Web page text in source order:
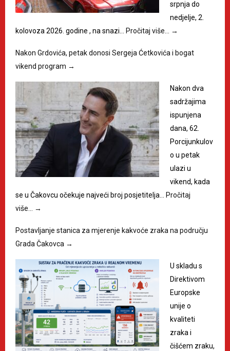
srpnja do
nedjelje, 2.
kolovoza 2026. godine , na snazi…
Pročitaj više… →
Nakon Grdovića, petak donosi Sergeja Ćetkovića i bogat
vikend program →
Nakon dva
sadržajima
ispunjena
dana, 62.
Porcijunkulov
o u petak
ulazi u
vikend, kada
se u Čakovcu očekuje najveći broj posjetitelja…
Pročitaj
više…
→
Postavljanje stanica za mjerenje kakvoće zraka na području
Grada Čakovca →
U skladu s
Direktivom
Europske
unije o
kvaliteti
zraka i
čišćem zraku,